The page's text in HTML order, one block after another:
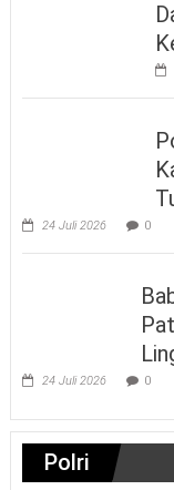
24 Juli 2026 0
24 Juli 2026 0
Polri